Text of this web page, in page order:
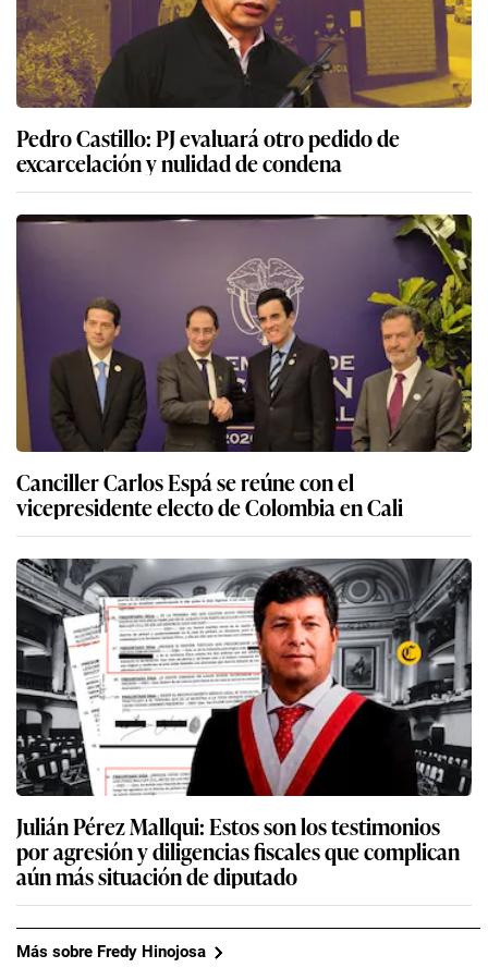
Pedro Castillo: PJ evaluará otro pedido de
excarcelación y nulidad de condena
Canciller Carlos Espá se reúne con el
vicepresidente electo de Colombia en Cali
Julián Pérez Mallqui: Estos son los testimonios
por agresión y diligencias fiscales que complican
aún más situación de diputado
Más sobre Fredy Hinojosa